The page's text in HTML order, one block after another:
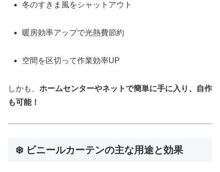
冬のすきま風をシャットアウト
暖房効率アップで光熱費節約
空間を区切って作業効率UP
しかも、 ホームセンターやネットで簡単に手に入り、自作
も可能！
❄️ ビニールカーテンの主な用途と効果